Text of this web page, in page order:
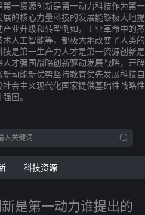
一资源创新是第一动力科技作为第一
的核心力量科技的发展能够极大地提
业升级和转型例如，工业革命中的蒸
人工智能等，都极大地改变了人类的
是第一生产力人才是第一资源创新是
才强国战略创新驱动发展战略，开辟
动能新优势坚持教育优先发展科技自
会主义现代化国家提供基础性战略性
国。
科技资源
是第一动力谁提出的